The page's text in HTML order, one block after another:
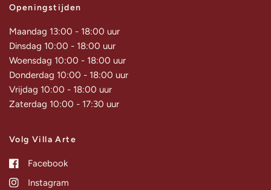
Openingstijden
Maandag 13:00 - 18:00 uur
Dinsdag 10:00 - 18:00 uur
Woensdag 10:00 - 18:00 uur
Donderdag 10:00 - 18:00 uur
Vrijdag 10:00 - 18:00 uur
Zaterdag 10:00 - 17:30 uur
Volg Villa Arte
Facebook
Instagram